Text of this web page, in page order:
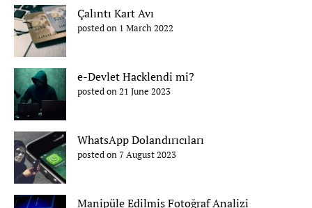
Çalıntı Kart Avı
posted on 1 March 2022
e-Devlet Hacklendi mi?
posted on 21 June 2023
WhatsApp Dolandırıcıları
posted on 7 August 2023
Manipüle Edilmiş Fotoğraf Analizi